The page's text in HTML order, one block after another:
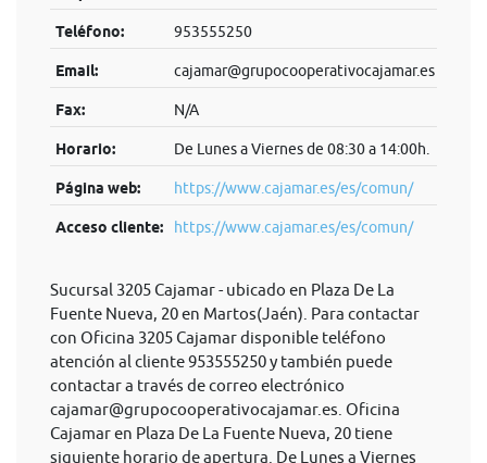
Teléfono: 953555250
Email: cajamar@grupocooperativocajamar.es
Fax: N/A
Horario: De Lunes a Viernes de 08:30 a 14:00h.
Página web: https://www.cajamar.es/es/comun/
Acceso cliente: https://www.cajamar.es/es/comun/
Sucursal 3205 Cajamar - ubicado en Plaza De La
Fuente Nueva, 20 en Martos(Jaén). Para contactar
con Oficina 3205 Cajamar disponible teléfono
atención al cliente 953555250 y también puede
contactar a través de correo electrónico
cajamar@grupocooperativocajamar.es . Oficina
Cajamar en Plaza De La Fuente Nueva, 20 tiene
siguiente horario de apertura. De Lunes a Viernes